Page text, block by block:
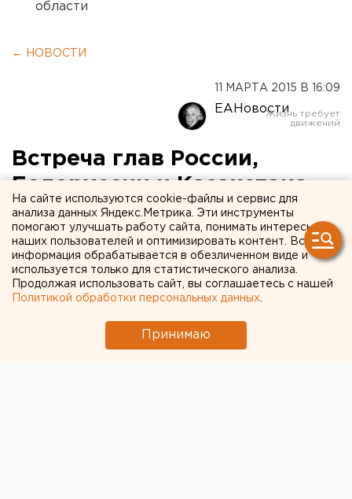
области
← НОВОСТИ
11 МАРТА 2015 В 16:09
ЕАНовости
Встреча глав России,
Белоруссии и Казахстана
перенеслась
Главы государств решили подождать несколько
дней.
Встреча Владимира Путина, Александра Лукашенко
и Нурсултана Назарбаева переносится, передает
корреспондент агентства ЕАН.
На сайте используются cookie-файлы и сервис для
анализа данных Яндекс.Метрика. Эти инструменты
помогают улучшать работу сайта, понимать интересы
наших пользователей и оптимизировать контент. Вся
информация обрабатывается в обезличенном виде и
используется только для статистического анализа.
Продолжая использовать сайт, вы соглашаетесь с нашей
Политикой обработки персональных данных
Принимаю